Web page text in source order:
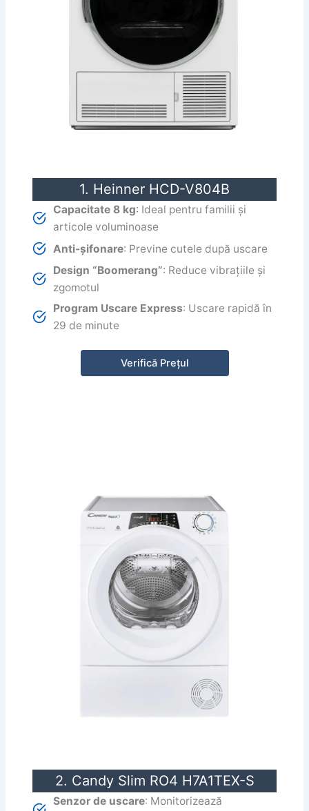
1. Heinner HCD-V804B
Capacitate 8 kg: Ideal pentru familii și
articole voluminoase
Anti-șifonare: Previne cutele după uscare
Design “Boomerang”: Reduce vibrațiile și
zgomotul
Program Uscare Express: Uscare rapidă în
29 de minute
Verifică Prețul
2. Candy Slim RO4 H7A1TEX-S
Senzor de uscare: Monitorizează